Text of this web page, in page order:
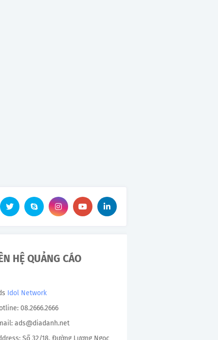
HỆ QUẢNG CÁO
Idol Network
08.2666.2666
ads@diadanh.net
Số 32/18, Đường Lương Ngọc